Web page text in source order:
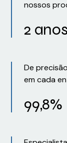
nossos
2 anos
De
em cada
99,8%